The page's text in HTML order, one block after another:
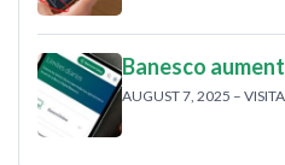
Banesco
AUGUST 7, 2025 –